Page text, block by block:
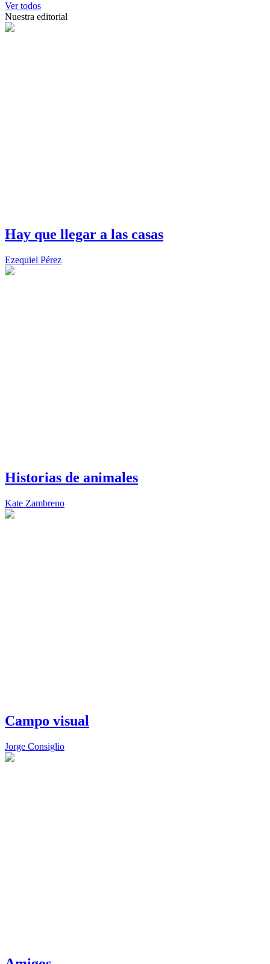
Ver todos
Nuestra editorial
Hay que llegar a las casas
Ezequiel Pérez
Historias de animales
Kate Zambreno
Campo visual
Jorge Consiglio